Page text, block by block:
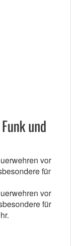
und
vor
für
vor
für